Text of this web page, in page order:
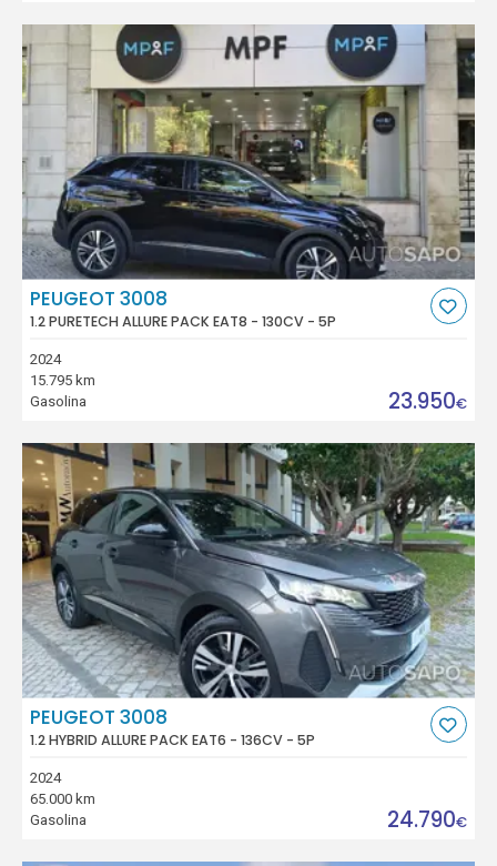
PEUGEOT 3008
1.2 PURETECH ALLURE PACK EAT8 - 130CV - 5P
2024
15.795 km
Gasolina
23.950€
PEUGEOT 3008
1.2 HYBRID ALLURE PACK EAT6 - 136CV - 5P
2024
65.000 km
Gasolina
24.790€